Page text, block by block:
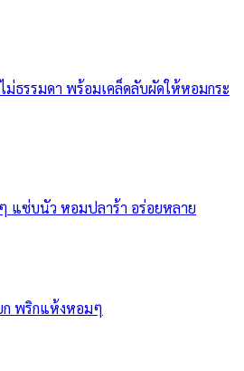
ธรรมดา พร้อมเคล็ดลับผัดให้หอมกระ
แซ่บนัว หอมปลาร้า อร่อยหลาย
พริกแห้งหอมๆ